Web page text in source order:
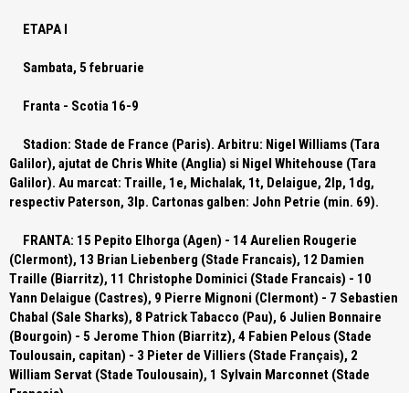
ETAPA I
Sambata, 5 februarie
Franta - Scotia 16-9
Stadion: Stade de France (Paris). Arbitru: Nigel Williams (Tara
Galilor), ajutat de Chris White (Anglia) si Nigel Whitehouse (Tara
Galilor). Au marcat: Traille, 1e, Michalak, 1t, Delaigue, 2lp, 1dg,
respectiv Paterson, 3lp. Cartonas galben: John Petrie (min. 69).
FRANTA: 15 Pepito Elhorga (Agen) - 14 Aurelien Rougerie
(Clermont), 13 Brian Liebenberg (Stade Francais), 12 Damien
Traille (Biarritz), 11 Christophe Dominici (Stade Francais) - 10
Yann Delaigue (Castres), 9 Pierre Mignoni (Clermont) - 7 Sebastien
Chabal (Sale Sharks), 8 Patrick Tabacco (Pau), 6 Julien Bonnaire
(Bourgoin) - 5 Jerome Thion (Biarritz), 4 Fabien Pelous (Stade
Toulousain, capitan) - 3 Pieter de Villiers (Stade Français), 2
William Servat (Stade Toulousain), 1 Sylvain Marconnet (Stade